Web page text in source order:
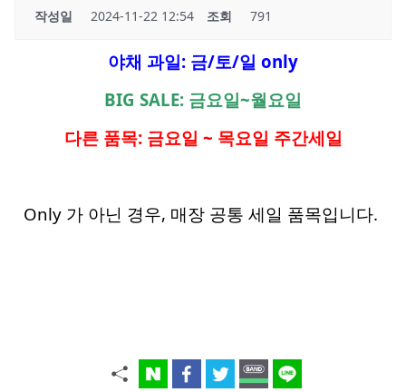
작성일 2024-11-22 12:54 조회 791
야채 과일: 금/토/일 only
BIG SALE: 금요일~월요일
다른 품목: 금요일 ~ 목요일 주간세일
Only 가 아닌 경우, 매장 공통 세일 품목입니다.